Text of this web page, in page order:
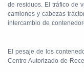
de residuos. El tráfico de
camiones y cabezas
intercambio de
El pesaje de los
Centro Autorizado de